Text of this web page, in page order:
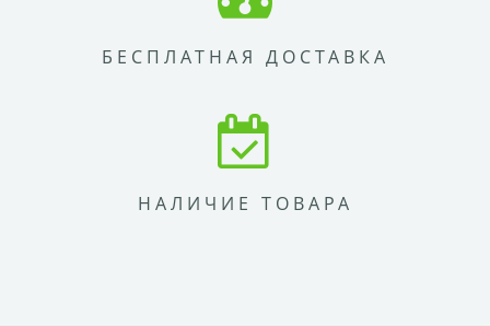
БЕСПЛАТНАЯ ДОСТАВКА
НАЛИЧИЕ ТОВАРА